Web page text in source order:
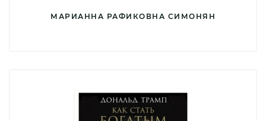
МАРИАННА РАФИКОВНА СИМОНЯН